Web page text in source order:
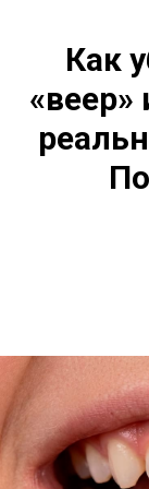
Как
«веер»